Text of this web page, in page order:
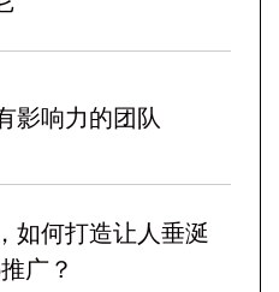
影响力的团队
如何打造让人垂涎
广？